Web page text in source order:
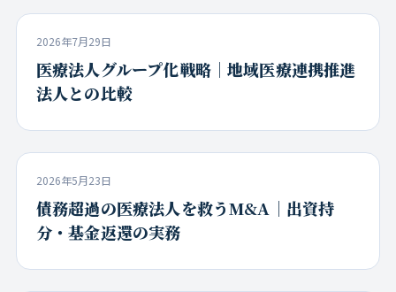
2026年7月29日
医療法人グループ化戦略｜地域医療連携推進
法人との比較
2026年5月23日
債務超過の医療法人を救うM&A｜出資持
分・基金返還の実務